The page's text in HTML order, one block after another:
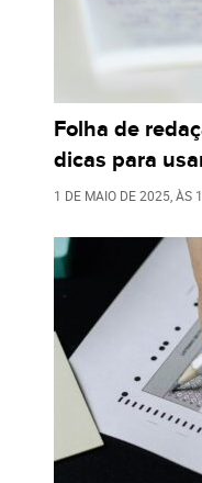
Folha de
dicas para
1 DE MAIO DE 2025, ÀS